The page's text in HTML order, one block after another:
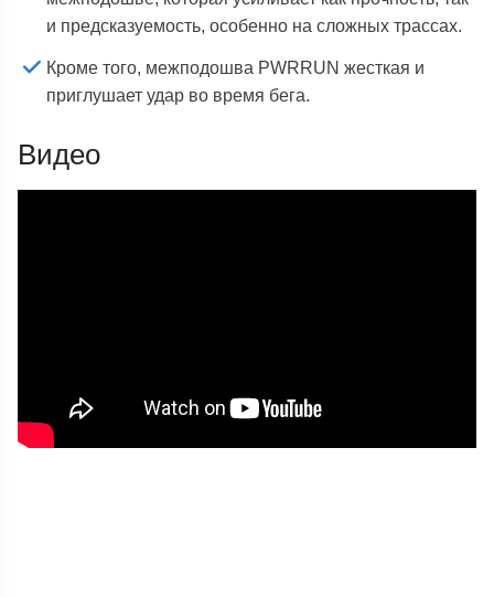
и предсказуемость, особенно на сложных трассах.
Кроме того, межподошва PWRRUN жесткая и
приглушает удар во время бега.
Видео